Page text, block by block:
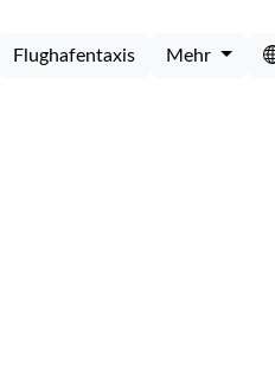
Flughafentaxis Mehr